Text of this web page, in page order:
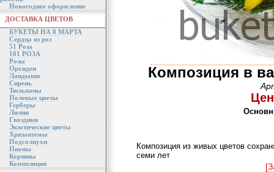
Новогоднее оформление
ДОСТАВКА ЦВЕТОВ
БУКЕТЫ НА 8 МАРТА
Сердца из роз
51 Роза
101 РОЗА
Розы
Орхидеи
Ландыши
Сирень
Тюльпаны
Полевые цветы
Герберы
Лилии
Гвоздики
Экзотические цветы
Хризантемы
Подсолнухи
Пионы
Корзины
Композиции
Композиция в
Композиция из живых цветов
семи лет